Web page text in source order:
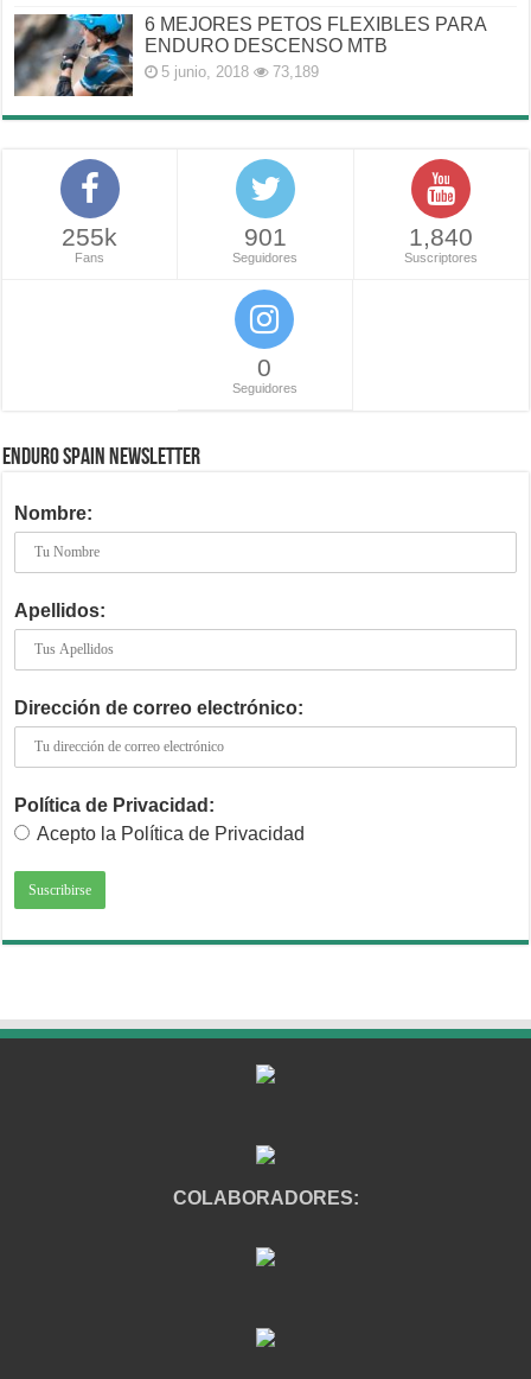
6 MEJORES PETOS FLEXIBLES PARA
ENDURO DESCENSO MTB
5 junio, 2018 73,189
255k
Fans
901
Seguidores
1,840
Suscriptores
0
Seguidores
ENDURO SPAIN NEWSLETTER
Nombre:
Apellidos:
Dirección de correo electrónico:
Política de Privacidad:
Acepto la Política de Privacidad
COLABORADORES: